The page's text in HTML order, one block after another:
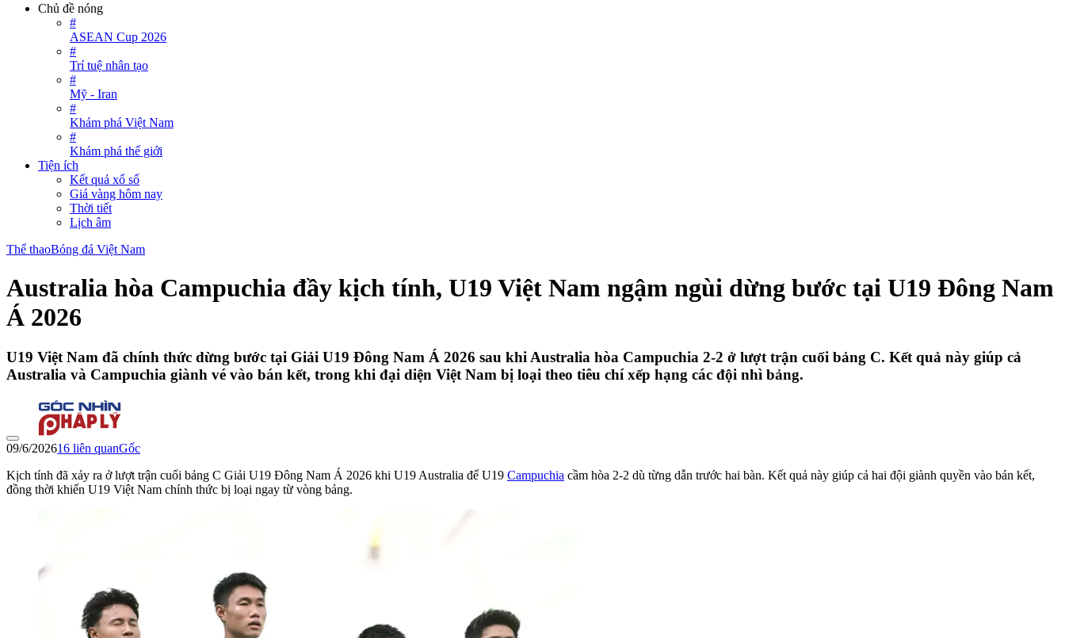
Chủ đề nóng
#
ASEAN Cup 2026
#
Trí tuệ nhân tạo
#
Mỹ - Iran
#
Khám phá Việt Nam
#
Khám phá thế giới
Tiện ích
Kết quả xổ số
Giá vàng hôm nay
Thời tiết
Lịch âm
Thể thaoBóng đá Việt Nam
Australia hòa Campuchia đầy kịch tính, U19 Việt Nam ngậm ngùi dừng bước tại U19 Đông Nam
Á 2026
U19 Việt Nam đã chính thức dừng bước tại Giải U19 Đông Nam Á 2026 sau khi Australia hòa Campuchia 2-2 ở lượt trận cuối bảng C. Kết quả này giúp cả
Australia và Campuchia giành vé vào bán kết, trong khi đại diện Việt Nam bị loại theo tiêu chí xếp hạng các đội nhì bảng.
09/6/202616 liên quanGốc
Kịch tính đã xảy ra ở lượt trận cuối bảng C Giải U19 Đông Nam Á 2026 khi U19 Australia để U19 Campuchia cầm hòa 2-2 dù từng dẫn trước hai bàn. Kết quả này giúp cả hai đội giành quyền vào bán kết,
đồng thời khiến U19 Việt Nam chính thức bị loại ngay từ vòng bảng.